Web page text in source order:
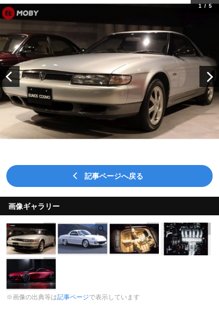
1/5
記事ページへ戻る
画像ギャラリー
※画像の出典等は記事ページで表示しています